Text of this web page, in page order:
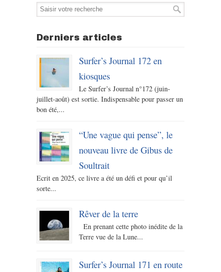
Derniers articles
Surfer’s Journal 172 en
kiosques
Le Surfer’s Journal n°172 (juin-
juillet-août) est sortie. Indispensable pour passer un
bon été,...
“Une vague qui pense”, le
nouveau livre de Gibus de
Soultrait
Ecrit en 2025, ce livre a été un défi et pour qu’il
sorte...
Rêver de la terre
En prenant cette photo inédite de la
Terre vue de la Lune...
Surfer’s Journal 171 en route